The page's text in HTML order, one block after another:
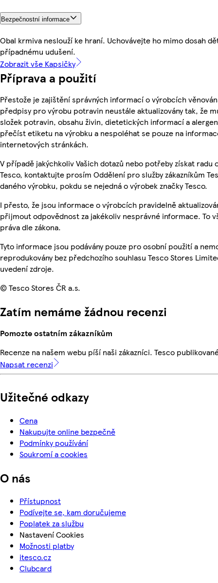
Bezpečnostní informace
Obal krmiva neslouží ke hraní. Uchovávejte ho mimo dosah
případnému udušení.
Zobrazit vše Kapsičky
Příprava a použití
Přestože je zajištění správných informací o výrobcích
předpisy pro výrobu potravin neustále aktualizovány tak, že
složek potravin, obsahu živin, dietetických informací a
přečíst etiketu na výrobku a nespoléhat se pouze na
internetových stránkách.
V případě jakýchkoliv Vašich dotazů nebo potřeby získat radu
Tesco, kontaktujte prosím Oddělení pro služby zákazníkům
daného výrobku, pokdu se nejedná o výrobek značky Tesco.
I přesto, že jsou informace o výrobcích pravidelně
přijmout odpovědnost za jakékoliv nesprávné informace. To
práva dle zákona.
Tyto informace jsou podávány pouze pro osobní použití a
reprodukovány bez předchozího souhlasu Tesco Stores
uvedení zdroje.
© Tesco Stores ČR a.s.
Zatím nemáme žádnou recenzi
Pomozte ostatním zákazníkům
Recenze na našem webu píší naši zákazníci. Tesco
Napsat recenzi
Užitečné odkazy
Cena
Nakupujte online bezpečně
Podmínky používání
Soukromí a cookies
O nás
Přístupnost
Podívejte se, kam doručujeme
Poplatek za službu
Nastavení Cookies
Možnosti platby
itesco.cz
Clubcard